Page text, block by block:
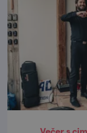
Večer s